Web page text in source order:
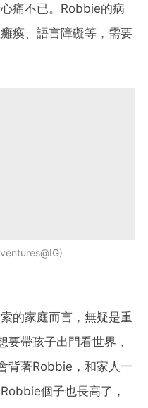
痛不已。Robbie的病
瘓、語言障礙等，需要
的家庭而言，無疑是重
要帶孩子出門看世界，
背著Robbie，和家人一
個子也長高了，